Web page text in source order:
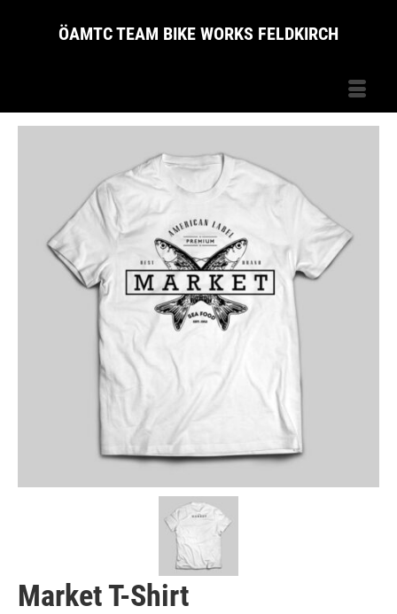
ÖAMTC TEAM BIKE WORKS FELDKIRCH
Market T-Shirt